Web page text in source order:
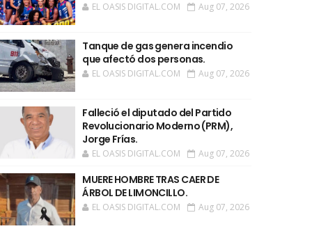
EL OASIS DIGITAL.COM Aug 07, 2026
Tanque de gas genera incendio
que afectó dos personas.
EL OASIS DIGITAL.COM Aug 07, 2026
Falleció el diputado del Partido
Revolucionario Moderno (PRM),
Jorge Frías.
EL OASIS DIGITAL.COM Aug 07, 2026
MUERE HOMBRE TRAS CAER DE
ÁRBOL DE LIMONCILLO.
EL OASIS DIGITAL.COM Aug 07, 2026